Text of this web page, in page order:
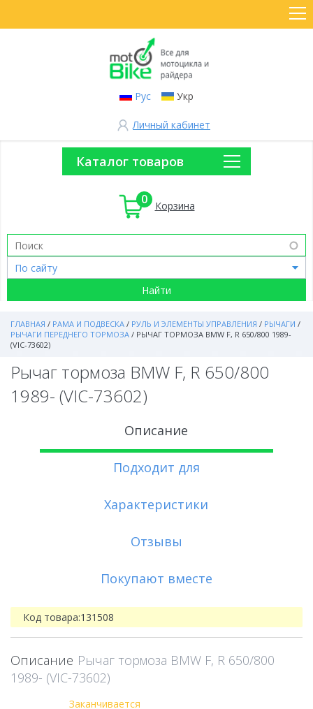
Рус Укр
Личный кабинет
Каталог товаров
0 Корзина
ГЛАВНАЯ / РАМА И ПОДВЕСКА / РУЛЬ И ЭЛЕМЕНТЫ УПРАВЛЕНИЯ / РЫЧАГИ /
РЫЧАГИ ПЕРЕДНЕГО ТОРМОЗА / РЫЧАГ ТОРМОЗА BMW F, R 650/800 1989-
(VIC-73602)
Рычаг тормоза BMW F, R 650/800
1989- (VIC-73602)
Описание
Подходит для
Характеристики
Отзывы
Покупают вместе
Код товара:131508
Описание Рычаг тормоза BMW F, R 650/800
1989- (VIC-73602)
Заканчивается